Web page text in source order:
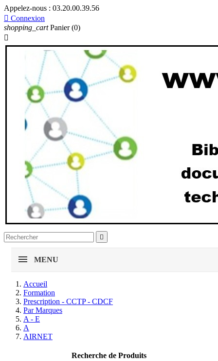
Appelez-nous : 03.20.00.39.56
 Connexion
shopping_cart Panier (0)


MENU
Accueil
Formation
Prescription - CCTP - CDCF
Par Marques
A - E
A
AIRNET
Recherche de Produits